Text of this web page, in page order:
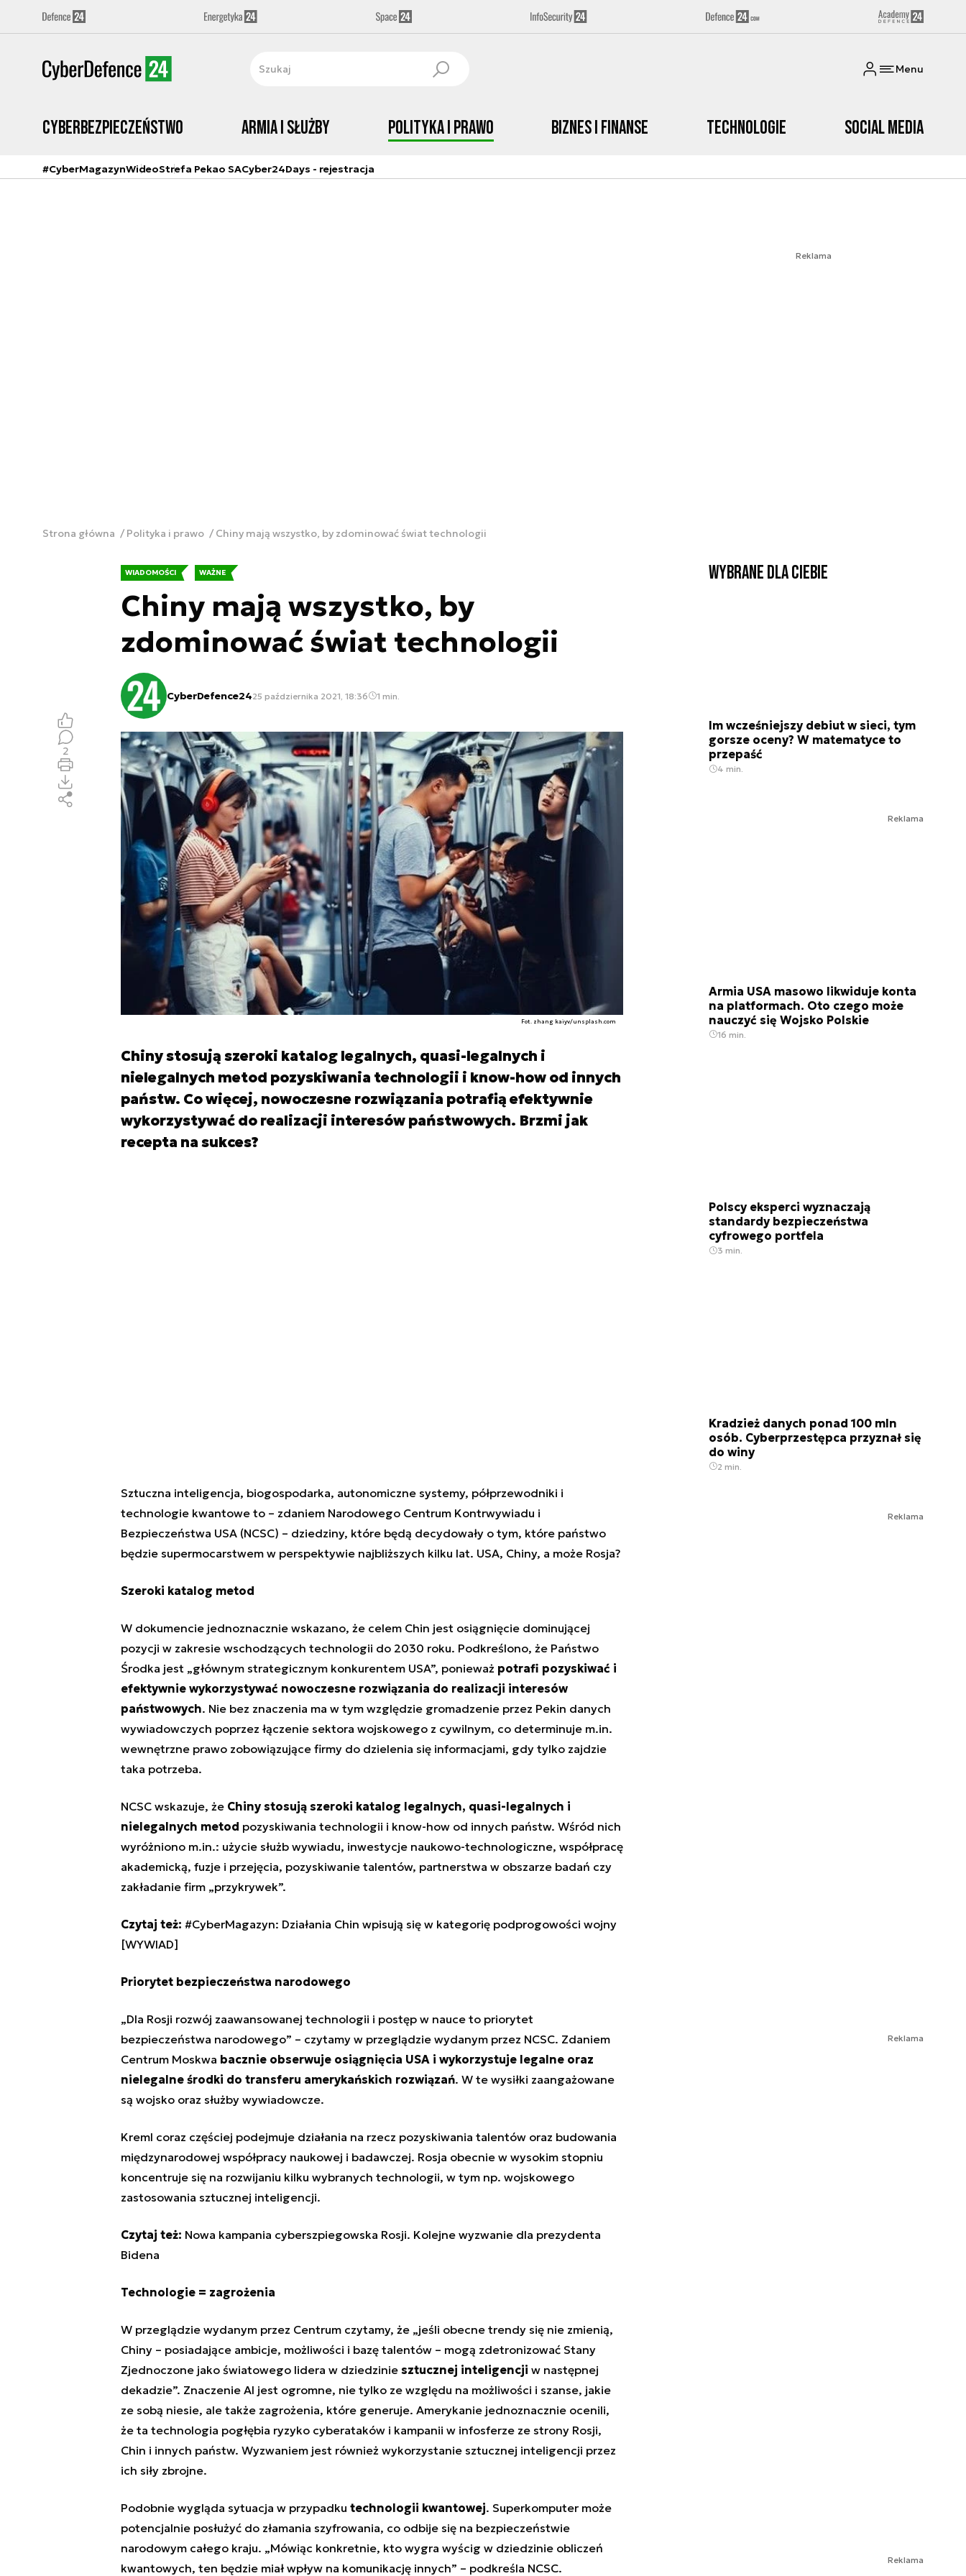
Menu
Cyberbezpieczeństwo Armia i Służby Polityka i prawo Biznes i Finanse Technologie Social media
#CyberMagazynWideoStrefa Pekao SACyber24Days - rejestracja
Reklama
Strona główna Polityka i prawo Chiny mają wszystko, by zdominować świat technologii
WIADOMOŚCI WAŻNE
Chiny mają wszystko, by
zdominować świat technologii
CyberDefence2425 października 2021, 18:36 1 min.
Fot. zhang kaiyv/unsplash.com
Chiny stosują szeroki katalog legalnych, quasi-legalnych i
nielegalnych metod pozyskiwania technologii i know-how od innych
państw. Co więcej, nowoczesne rozwiązania potrafią efektywnie
wykorzystywać do realizacji interesów państwowych. Brzmi jak
recepta na sukces?
2
Sztuczna inteligencja, biogospodarka, autonomiczne systemy, półprzewodniki i
technologie kwantowe to – zdaniem Narodowego Centrum Kontrwywiadu i
Bezpieczeństwa USA (NCSC) – dziedziny, które będą decydowały o tym, które państwo
będzie supermocarstwem w perspektywie najbliższych kilku lat. USA, Chiny, a może Rosja?
Szeroki katalog metod
W dokumencie jednoznacznie wskazano, że celem Chin jest osiągnięcie dominującej
pozycji w zakresie wschodzących technologii do 2030 roku. Podkreślono, że Państwo
Środka jest „głównym strategicznym konkurentem USA”, ponieważ potrafi pozyskiwać i
efektywnie wykorzystywać nowoczesne rozwiązania do realizacji interesów
państwowych. Nie bez znaczenia ma w tym względzie gromadzenie przez Pekin danych
wywiadowczych poprzez łączenie sektora wojskowego z cywilnym, co determinuje m.in.
wewnętrzne prawo zobowiązujące firmy do dzielenia się informacjami, gdy tylko zajdzie
taka potrzeba.
NCSC wskazuje, że Chinystosują szeroki katalog legalnych, quasi-legalnych i
nielegalnych metod pozyskiwania technologii i know-how od innych państw. Wśród nich
wyróżniono m.in.: użycie służb wywiadu, inwestycje naukowo-technologiczne, współpracę
akademicką, fuzje i przejęcia, pozyskiwanie talentów, partnerstwa w obszarze badań czy
zakładanie firm „przykrywek”.
Czytaj też: #CyberMagazyn: Działania Chin wpisują się w kategorię podprogowości wojny
[WYWIAD]
Priorytet bezpieczeństwa narodowego
„Dla Rosji rozwój zaawansowanej technologii i postęp w nauce to priorytet
bezpieczeństwa narodowego” – czytamy w przeglądzie wydanym przez NCSC. Zdaniem
Centrum Moskwa bacznie obserwuje osiągnięcia USA i wykorzystuje legalne oraz
nielegalne środki do transferu amerykańskich rozwiązań. W te wysiłki zaangażowane
są wojsko oraz służby wywiadowcze.
Kreml coraz częściej podejmuje działania na rzecz pozyskiwania talentów oraz budowania
międzynarodowej współpracy naukowej i badawczej. Rosja obecnie w wysokim stopniu
koncentruje się na rozwijaniu kilku wybranych technologii, w tym np. wojskowego
zastosowania sztucznej inteligencji.
Czytaj też: Nowa kampania cyberszpiegowska Rosji. Kolejne wyzwanie dla prezydenta
Bidena
Technologie = zagrożenia
W przeglądzie wydanym przez Centrum czytamy, że „jeśli obecne trendy się nie zmienią,
Chiny – posiadające ambicje, możliwości i bazę talentów – mogą zdetronizować Stany
Zjednoczone jako światowego lidera w dziedzinie sztucznej inteligencji w następnej
dekadzie”. Znaczenie AI jest ogromne, nie tylko ze względu na możliwości i szanse, jakie
ze sobą niesie, ale także zagrożenia, które generuje. Amerykanie jednoznacznie ocenili,
że ta technologia pogłębia ryzyko cyberataków i kampanii w infosferze ze strony Rosji,
Chin i innych państw. Wyzwaniem jest również wykorzystanie sztucznej inteligencji przez
ich siły zbrojne.
Podobnie wygląda sytuacja w przypadku technologii kwantowej. Superkomputer może
potencjalnie posłużyć do złamania szyfrowania, co odbije się na bezpieczeństwie
narodowym całego kraju. „Mówiąc konkretnie, kto wygra wyścig w dziedzinie obliczeń
kwantowych, ten będzie miał wpływ na komunikację innych” – podkreśla NCSC.
Wybrane dla Ciebie
Im wcześniejszy debiut w sieci, tym
gorsze oceny? W matematyce to
przepaść
4 min.
Reklama
Armia USA masowo likwiduje konta
na platformach. Oto czego może
nauczyć się Wojsko Polskie
16 min.
Polscy eksperci wyznaczają
standardy bezpieczeństwa
cyfrowego portfela
3 min.
Kradzież danych ponad 100 mln
osób. Cyberprzestępca przyznał się
do winy
2 min.
Reklama
Reklama
Reklama